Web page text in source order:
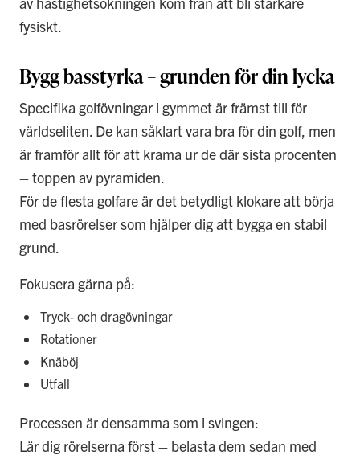
fysiskt.
Bygg basstyrka – grunden för din lycka
Specifika golfövningar i gymmet är främst till för
världseliten. De kan såklart vara bra för din golf, men
är framför allt för att krama ur de där sista procenten
– toppen av pyramiden.
För de flesta golfare är det betydligt klokare att börja
med basrörelser som hjälper dig att bygga en stabil
grund.
Fokusera gärna på:
Tryck- och dragövningar
Rotationer
Knäböj
Utfall
Processen är densamma som i svingen:
Lär dig rörelserna först – belasta dem sedan med